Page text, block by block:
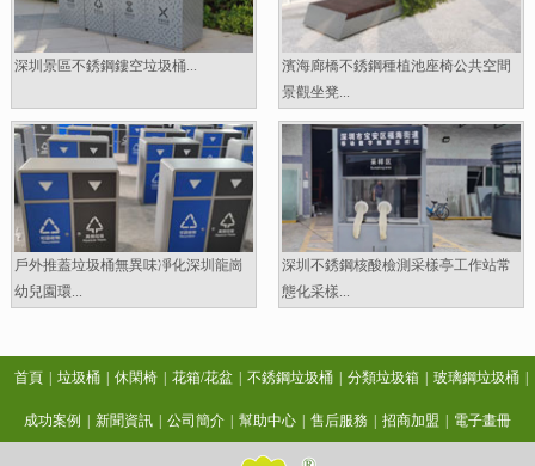
深圳景區不銹鋼鏤空垃圾桶...
濱海廊橋不銹鋼種植池座椅公共空間
景觀坐凳...
戶外推蓋垃圾桶無異味凈化深圳龍崗
幼兒園環...
深圳不銹鋼核酸檢測采樣亭工作站常
態化采樣...
首頁 | 垃圾桶 | 休閑椅 | 花箱/花盆 | 不銹鋼垃圾桶 | 分類垃圾箱 | 玻璃鋼垃圾桶 |
成功案例 | 新聞資訊 | 公司簡介 | 幫助中心 | 售后服務 | 招商加盟 | 電子畫冊